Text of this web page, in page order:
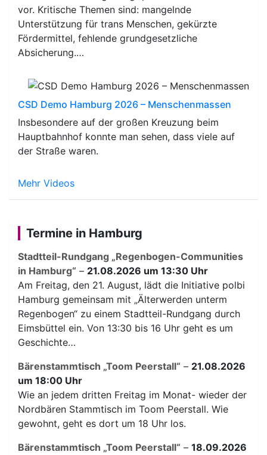
vor. Kritische Themen sind: mangelnde
Unterstützung für trans Menschen, gekürzte
Fördermittel, fehlende grundgesetzliche
Absicherung.…
CSD Demo Hamburg 2026 – Menschenmassen
Insbesondere auf der großen Kreuzung beim
Hauptbahnhof konnte man sehen, dass viele auf
der Straße waren.
Mehr Videos
Termine in Hamburg
Stadtteil-Rundgang „Regenbogen-Communities
in Hamburg“ – 21.08.2026 um 13:30 Uhr
Am Freitag, den 21. August, lädt die Initiative polbi
Hamburg gemeinsam mit „Älterwerden unterm
Regenbogen“ zu einem Stadtteil-Rundgang durch
Eimsbüttel ein. Von 13:30 bis 16 Uhr geht es um
Geschichte…
Bärenstammtisch „Toom Peerstall“ – 21.08.2026
um 18:00 Uhr
Wie an jedem dritten Freitag im Monat- wieder der
Nordbären Stammtisch im Toom Peerstall. Wie
gewohnt, geht es dort um 18 Uhr los.
Bärenstammtisch „Toom Peerstall“ – 18.09.2026